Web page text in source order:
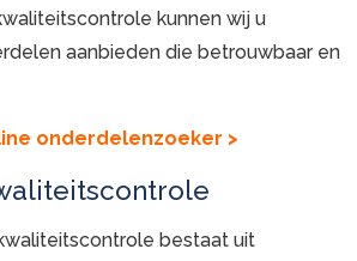
kunnen wij u
aanbieden die betrouwbaar en
onderdelenzoeker >
bestaat uit